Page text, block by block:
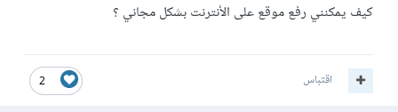
كيف يمكنني رفع موقع على الأنترنت بشكل مجاني ؟
2 اقتباس